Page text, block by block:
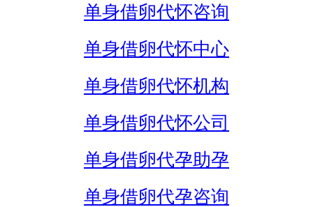
单身借卵代怀咨询
单身借卵代怀中心
单身借卵代怀机构
单身借卵代怀公司
单身借卵代孕助孕
单身借卵代孕咨询